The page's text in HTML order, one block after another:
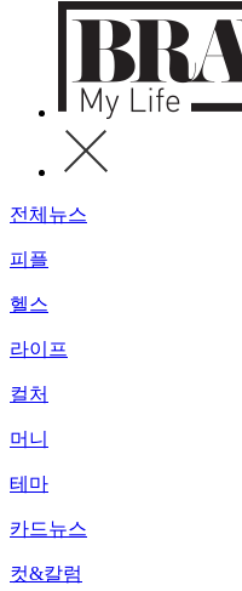
전체뉴스
피플
헬스
라이프
컬처
머니
테마
카드뉴스
컷&칼럼